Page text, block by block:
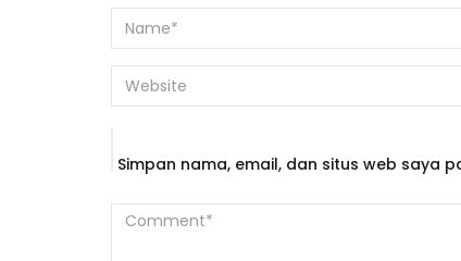
Simpan nama, email, dan situs web saya